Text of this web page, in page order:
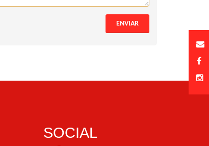
ENVIAR
SOCIAL